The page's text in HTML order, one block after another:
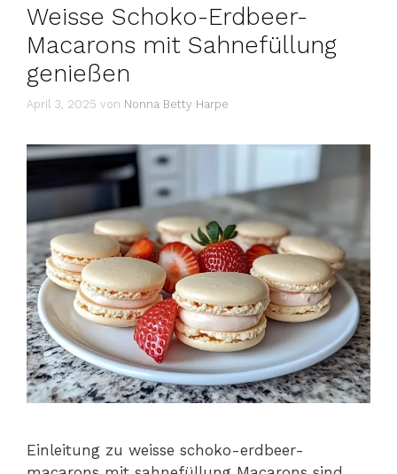
Weisse Schoko-Erdbeer-
Macarons mit Sahnefüllung
genießen
April 3, 2025 von Nonna Betty Harpe
Einleitung zu weisse schoko-erdbeer-